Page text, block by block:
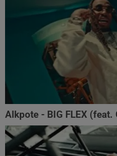
Alkpote - BIG FLEX (feat.